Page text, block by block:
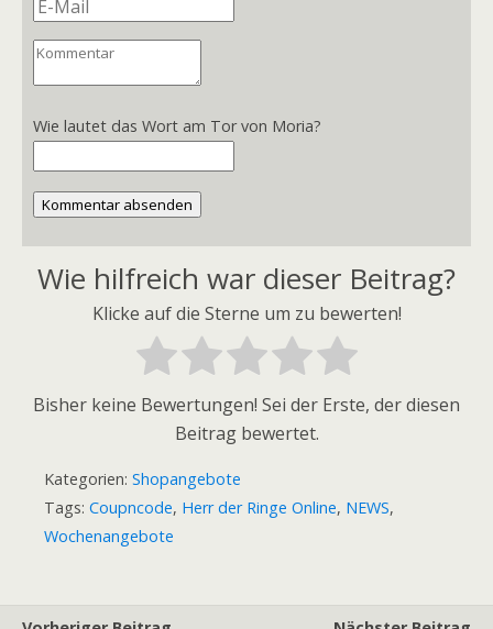
Wie lautet das Wort am Tor von Moria?
Kommentar absenden
Wie hilfreich war dieser Beitrag?
Klicke auf die Sterne um zu bewerten!
Bisher keine Bewertungen! Sei der Erste, der diesen
Beitrag bewertet.
Kategorien: Shopangebote
Tags: Coupncode, Herr der Ringe Online, NEWS,
Wochenangebote